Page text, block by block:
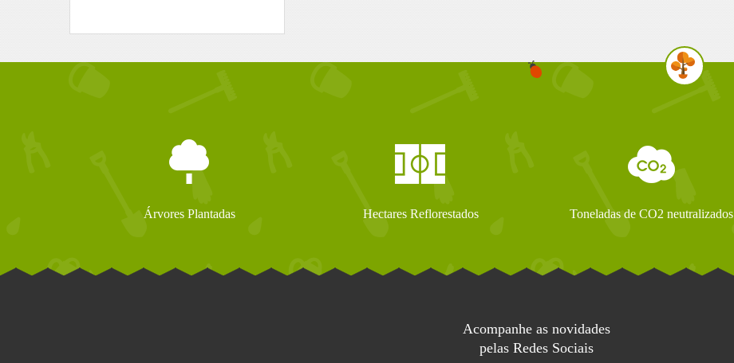
Árvores Plantadas Hectares Reflorestados Toneladas de CO2 neutralizados
Acompanhe as novidades
pelas Redes Sociais